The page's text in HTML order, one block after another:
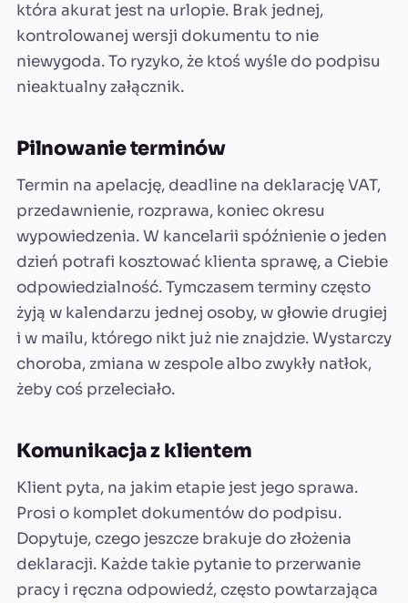
która akurat jest na urlopie. Brak jednej,
kontrolowanej wersji dokumentu to nie
niewygoda. To ryzyko, że ktoś wyśle do podpisu
nieaktualny załącznik.
Pilnowanie terminów
Termin na apelację, deadline na deklarację VAT,
przedawnienie, rozprawa, koniec okresu
wypowiedzenia. W kancelarii spóźnienie o jeden
dzień potrafi kosztować klienta sprawę, a Ciebie
odpowiedzialność. Tymczasem terminy często
żyją w kalendarzu jednej osoby, w głowie drugiej
i w mailu, którego nikt już nie znajdzie. Wystarczy
choroba, zmiana w zespole albo zwykły natłok,
żeby coś przeleciało.
Komunikacja z klientem
Klient pyta, na jakim etapie jest jego sprawa.
Prosi o komplet dokumentów do podpisu.
Dopytuje, czego jeszcze brakuje do złożenia
deklaracji. Każde takie pytanie to przerwanie
pracy i ręczna odpowiedź, często powtarzająca